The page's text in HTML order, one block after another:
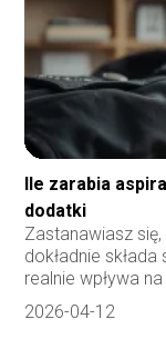
Ile zarabia
dodatki
Zastanawiasz
dokładnie
realnie wpływa
2026-04-12